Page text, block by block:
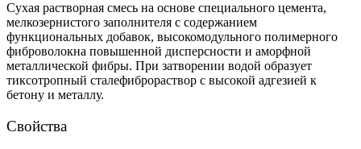
Сухая растворная смесь на основе специального цемента,
мелкозернистого заполнителя с содержанием
функциональных добавок, высокомодульного полимерного
фиброволокна повышенной дисперсности и аморфной
металлической фибры. При затворении водой образует
тиксотропный сталефиброраствор с высокой адгезией к
бетону и металлу.
Свойства